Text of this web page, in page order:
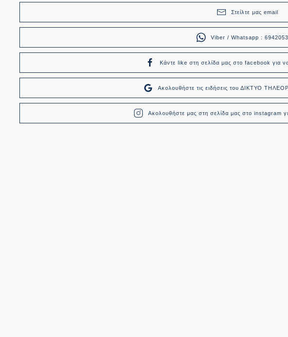
Στείλτε μας email
Viber / Whatsapp :
Κάντε like στη σελίδα μας στο facebook για
Ακολουθήστε τις ειδήσεις του ΔΙΚΤΥΟ
Ακολουθήστε μας στη σελίδα μας στο instagram